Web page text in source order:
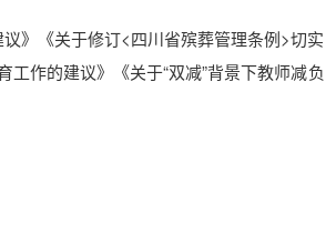
》《关于修订<四川省殡葬管理条例>切实
作的建议》《关于“双减”背景下教师减负